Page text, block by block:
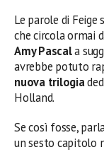
Le parole di
che circola ormai
Amy Pascala
avrebbe potuto
nuova trilogia
Holland.
Se così fosse,
un sesto capitolo